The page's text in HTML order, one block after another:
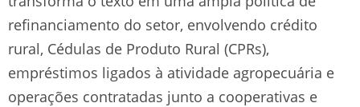
refinanciamento do setor, envolvendo crédito
rural, Cédulas de Produto Rural (CPRs),
empréstimos ligados à atividade agropecuária e
operações contratadas junto a cooperativas e